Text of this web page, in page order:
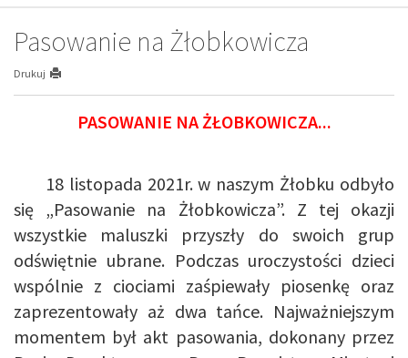
Pasowanie na Żłobkowicza
Drukuj
PASOWANIE NA ŻŁOBKOWICZA...
18 listopada 2021r. w naszym Żłobku odbyło
się „Pasowanie na Żłobkowicza”. Z tej okazji
wszystkie maluszki przyszły do swoich grup
odświętnie ubrane. Podczas uroczystości dzieci
wspólnie z ciociami zaśpiewały piosenkę oraz
zaprezentowały aż dwa tańce. Najważniejszym
momentem był akt pasowania, dokonany przez